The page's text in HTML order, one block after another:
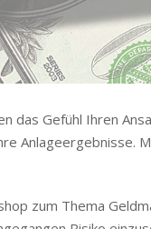
das Gefühl Ihren
Anlageergebnisse.
zum Thema